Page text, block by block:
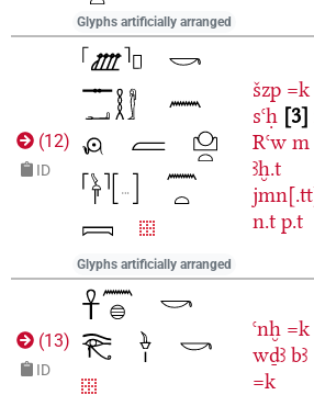
Glyphs artificially arranged
(12)
ID
Glyphs artificially arranged
šzp =k
sꜥḥ 3
Rꜥw m
ꜣḫ.t
n.t p.t
(13)
ID
ꜥnḫ =k
wḏꜣ bꜣ
=k